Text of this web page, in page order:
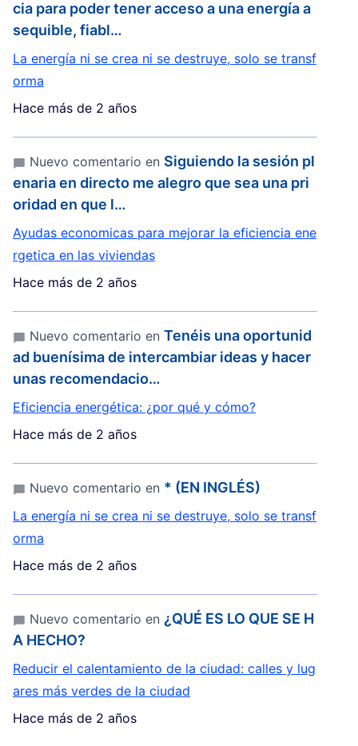
Hace más de 2 años
cia para poder tener acceso a una energía a
sequible, fiabl…
La energía ni se crea ni se destruye, solo se transf
orma
Hace más de 2 años
Nuevo comentario en Siguiendo la sesión pl
enaria en directo me alegro que sea una pri
oridad en que l…
Ayudas economicas para mejorar la eficiencia ene
rgetica en las viviendas
Hace más de 2 años
Nuevo comentario en Tenéis una oportunid
ad buenísima de intercambiar ideas y hacer
unas recomendacio…
Eficiencia energética: ¿por qué y cómo?
Hace más de 2 años
Nuevo comentario en * (EN INGLÉS)
La energía ni se crea ni se destruye, solo se transf
orma
Hace más de 2 años
Nuevo comentario en ¿QUÉ ES LO QUE SE H
A HECHO?
Reducir el calentamiento de la ciudad: calles y lug
ares más verdes de la ciudad